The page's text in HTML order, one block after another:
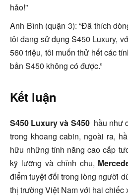
hảo!”
Anh Bình (quận 3): “Đã thích
tôi đang sử dụng S450 Luxury,
560 triệu, tôi muốn thử hết các
bản S450 không có được.”
Kết luận
S450 Luxury và S450 hầu như
trong khoang cabin, ngoài ra,
hữu những tính năng cao cấp
kỹ lưỡng và chỉnh chu,
điểm tuyệt đối trong lòng người
thị trường Việt Nam với hai chiếc